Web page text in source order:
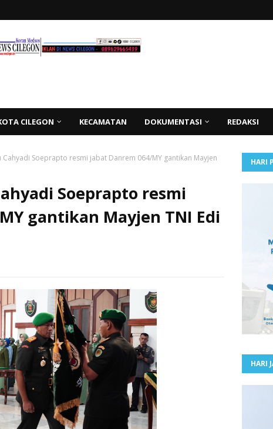
CILEGON KECAMATAN DOKUMENTASI REDAKSI
Cahyadi Soeprapto resmi jabat Danrem 064/MY gantikan Mayjen
Soeprapto resmi
gantikan Mayjen TNI Edi
HARI
HARI